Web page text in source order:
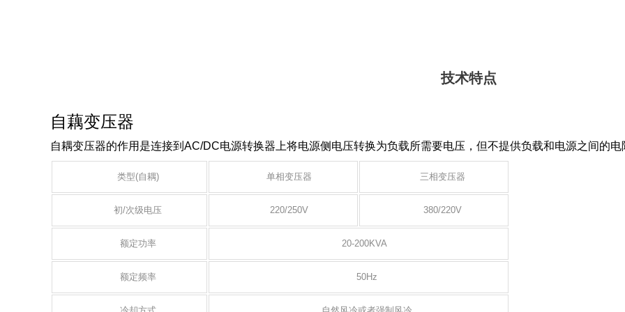
技术特点
自藕变压器
自耦变压器的作用是连接到AC/DC电源转换器上将电源侧电压转换为负载所需要电压，但不提供负载和电源之间的电
类型(自耦) 单相变压器 三相变压器
初/次级电压 220/250V 380/220V
额定功率 20-200KVA
额定频率 50Hz